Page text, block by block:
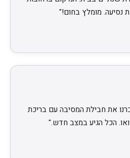
את חבילת המסיבה עם בריכת
הכל הגיע במצב חדש."